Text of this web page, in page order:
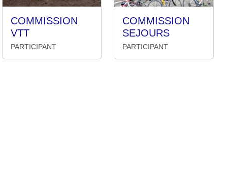
COMMISSION
VTT
PARTICIPANT
COMMISSION
SEJOURS
PARTICIPANT